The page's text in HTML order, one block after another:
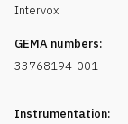
Intervox
GEMA numbers:
33768194-001
Instrumentation: